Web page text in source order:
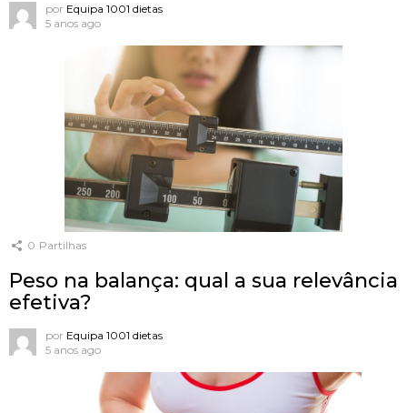
por Equipa 1001 dietas
5 anos ago
0 Partilhas
Peso na balança: qual a sua relevância
efetiva?
por Equipa 1001 dietas
5 anos ago